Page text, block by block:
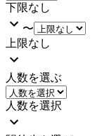
下限なし
〜
上限なし
人数を選ぶ
人数を選択